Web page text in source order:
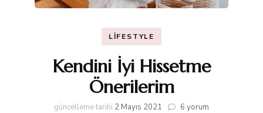
LIFESTYLE
Kendini İyi Hissetme
Önerilerim
güncelleme tarihi 2 Mayıs 2021
Kendini
6 yorum